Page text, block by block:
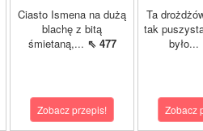
Ciasto Ismena na dużą
blachę z bitą
śmietaną,... ⇖ 477
Zobacz przepis!
Ta
tak
było...
Zobacz